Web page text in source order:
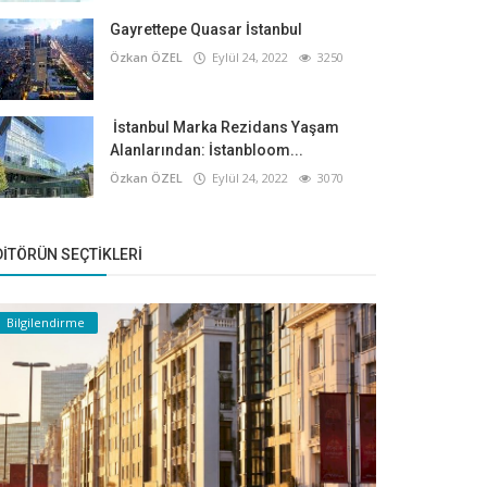
Gayrettepe Quasar İstanbul
Özkan ÖZEL Eylül 24, 2022 3250
İstanbul Marka Rezidans Yaşam
Alanlarından: İstanbloom...
Özkan ÖZEL Eylül 24, 2022 3070
SEÇTIKLERI
Bilgilendirme